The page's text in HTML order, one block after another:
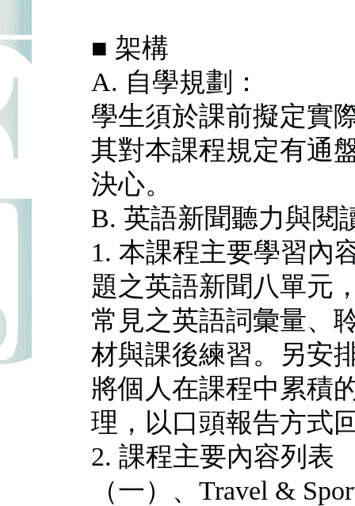
■ 架構
A. 自學規劃：
學生須於課前擬定實
其對本課程規定有通
決心。
B. 英語新聞聽力與閱
1. 本課程主要學習內
題之英語新聞八單元
常見之英語詞彙量、
材與課後練習。另安
將個人在課程中累積
理，以口頭報告方式
2. 課程主要內容列表
（一）、Travel &